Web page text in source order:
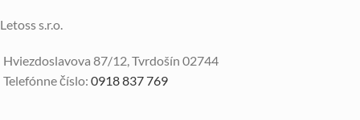
Letoss s.r.o.
Hviezdoslavova 87/12, Tvrdošín 02744
Telefónne číslo: 0918 837 769